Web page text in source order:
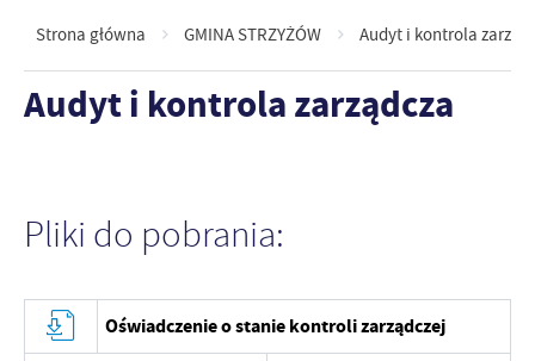
Strona główna GMINA STRZYŻÓW Audyt i kontrola
Audyt i kontrola zarządcza
Pliki do pobrania:
Oświadczenie o stanie kontroli zarządczej